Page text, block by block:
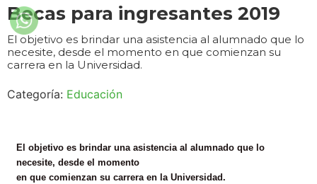
Becas para ingresantes 2019
El objetivo es brindar una asistencia al alumnado que lo
necesite, desde el momento en que comienzan su
carrera en la Universidad.
Categoría: Educación
El objetivo es brindar una asistencia al alumnado que lo
necesite, desde el momento
en que comienzan su carrera en la Universidad.